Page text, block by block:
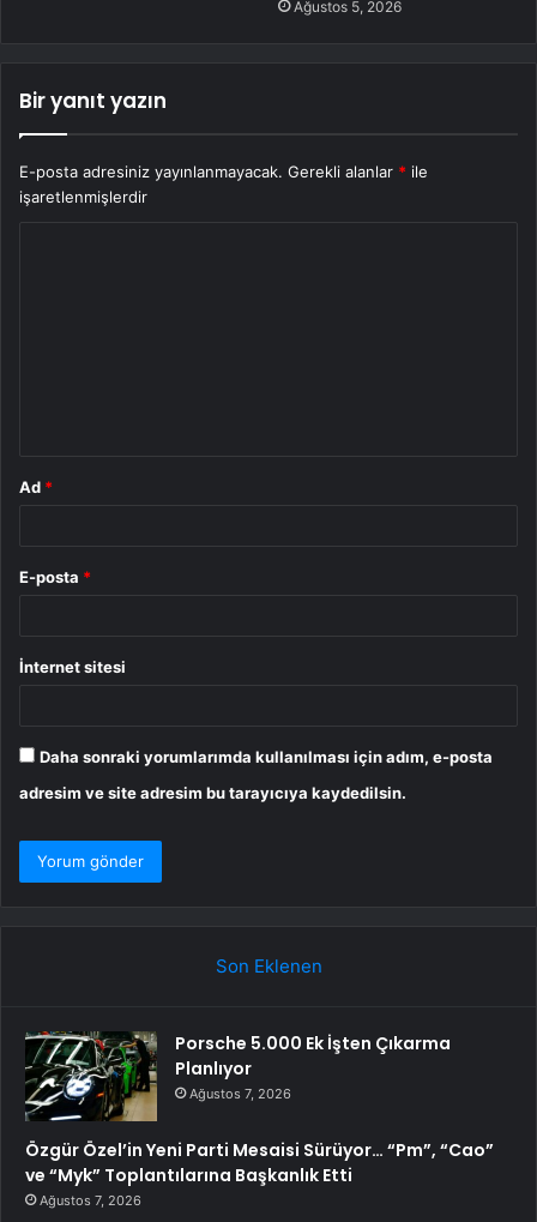
Ağustos 5, 2026
Bir yanıt yazın
E-posta adresiniz yayınlanmayacak. Gerekli alanlar * ile
işaretlenmişlerdir
Ad *
E-posta *
İnternet sitesi
Daha sonraki yorumlarımda kullanılması için adım, e-posta
adresim ve site adresim bu tarayıcıya kaydedilsin.
Son Eklenen
Porsche 5.000 Ek İşten Çıkarma
Planlıyor
Ağustos 7, 2026
Özgür Özel’in Yeni Parti Mesaisi Sürüyor… “Pm”, “Cao”
ve “Myk” Toplantılarına Başkanlık Etti
Ağustos 7, 2026